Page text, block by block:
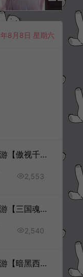
8月8日 星期六
典藏传奇页游【傲视千雄】1月最新整理Win一键服务端+GM工具+详细外网搭建教程
2,553
典藏策略页游【三国魂】4月最新整理Win一键服务端+详细外网搭建教程
2,540
横版闯关页游【暗黑西游】10月最新整理Win一键服务端+GM物品后台+详细外网搭建教程